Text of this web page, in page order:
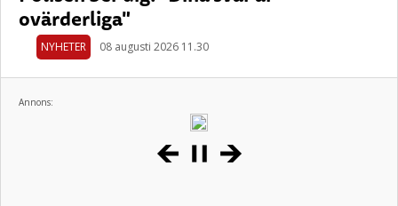
ovärderliga"
NYHETER 08 augusti 2026 11.30
Annons: